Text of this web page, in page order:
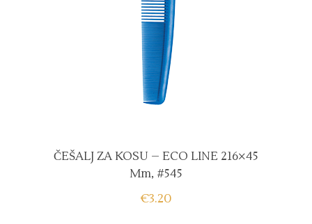
ČEŠALJ ZA KOSU – ECO LINE 216×45
Mm, #545
€3.20